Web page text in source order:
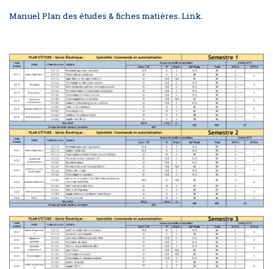
Manuel Plan des études & fiches matières. Link.